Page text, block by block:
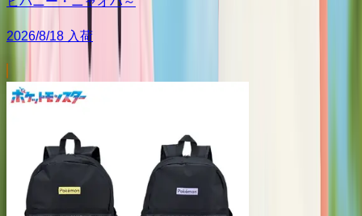
2026/8/18 入荷